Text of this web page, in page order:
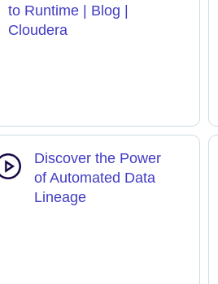
to Runtime | Blog |
Cloudera
Discover the Power
of Automated Data
Lineage